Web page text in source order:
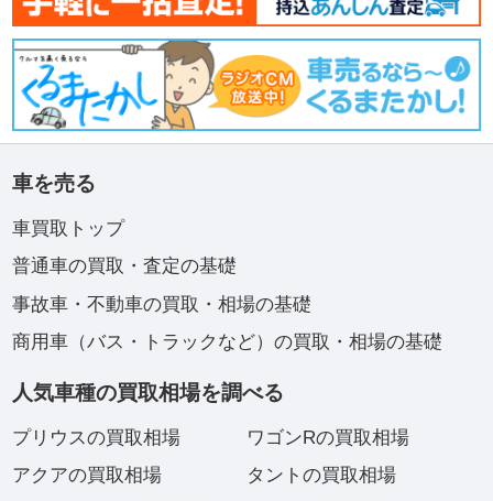
車を売る
車買取トップ
普通車の買取・査定の基礎
事故車・不動車の買取・相場の基礎
商用車（バス・トラックなど）の買取・相場の基礎
人気車種の買取相場を調べる
プリウスの買取相場
アクアの買取相場
ワゴンRの買取相場
タントの買取相場